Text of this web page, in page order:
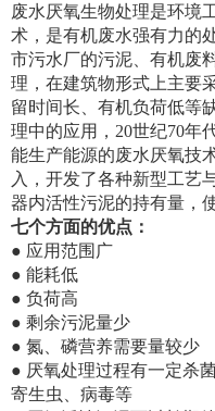
废水厌氧生物处理是环境
术，是有机废水强有力的
市污水厂的污泥、有机废
理，在建筑物形式上主要
留时间长、有机负荷低等
理中的应用，20世纪70年
能生产能源的废水厌氧技
入，开发了各种新型工艺
器内活性污泥的持有量，
七个方面的优点：
● 应用范围广
● 能耗低
● 负荷高
● 剩余污泥量少
● 氮、磷营养需要量较少
● 厌氧处理过程有一定杀
寄生虫、病毒等